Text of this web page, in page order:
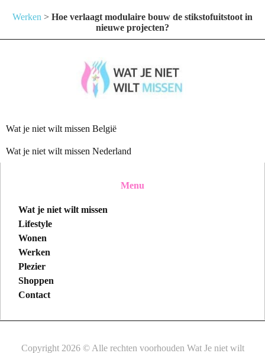
Werken > Hoe verlaagt modulaire bouw de stikstofuitstoot in
nieuwe projecten?
Wat je niet wilt missen België
Wat je niet wilt missen Nederland
Menu
Wat je niet wilt missen
Lifestyle
Wonen
Werken
Plezier
Shoppen
Contact
Copyright 2026 © Alle rechten voorhouden Wat Je niet wilt